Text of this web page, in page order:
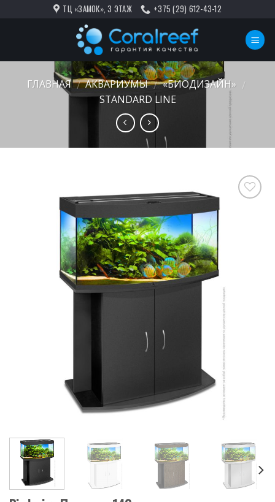
ТЦ «ЗАМОК», 3 ЭТАЖ +375 (29) 612-43-12
ГЛАВНАЯ / АКВАРИУМЫ / «БИОДИЗАЙН» /
STANDARD LINE
избранное